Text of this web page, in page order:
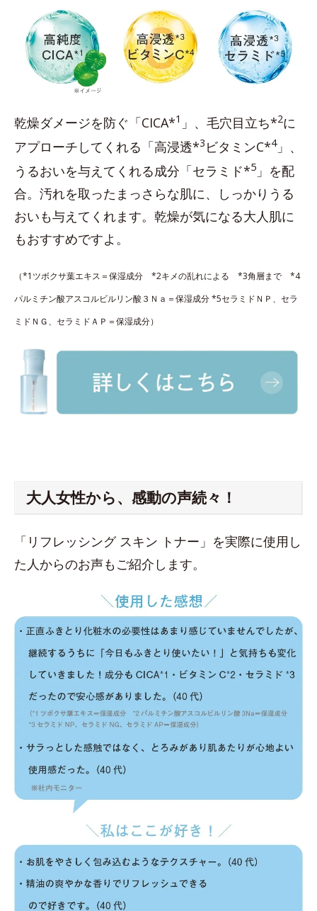
乾燥ダメージを防ぐ「CICA*1 」、毛穴目立ち*2に
アプローチしてくれる「高浸透*3 ビタミンC*4」、
うるおいを与えてくれる成分「セラミド*5 」を配
合。汚れを取ったまっさらな肌に、しっかりうる
おいも与えてくれます。乾燥が気になる大人肌に
もおすすめですよ。
（*1ツボクサ葉エキス＝保湿成分 *2キメの乱れによる *3角層まで *4
パルミチン酸アスコルビルリン酸３Ｎａ＝保湿成分 *5セラミドＮＰ、セラ
ミドＮＧ、セラミドＡＰ＝保湿成分）
大人女性から、感動の声続々！
「リフレッシング スキン トナー」を実際に使用し
た人からのお声もご紹介します。